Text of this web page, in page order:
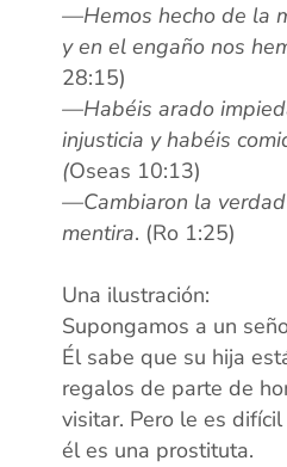
—Hemos hecho de la
y en el engaño nos
28:15)
—Habéis arado
injusticia y habéis
(Oseas 10:13)
—Cambiaron la
mentira. (Ro 1:25)
Una ilustración:
Supongamos a un
Él sabe que su hija
regalos de parte de
visitar. Pero le es
él es una prostituta.